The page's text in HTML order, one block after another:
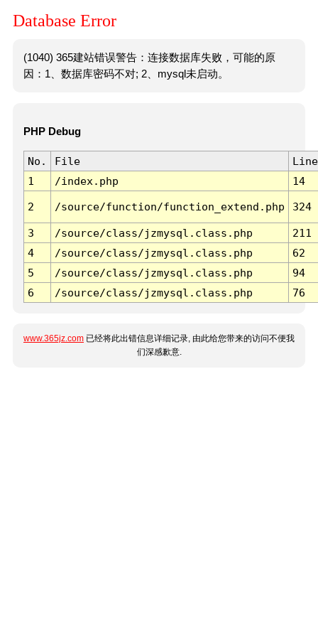
Database Error
(1040) 365建站错误警告：连接数据库失败，可能的原
因：1、数据库密码不对; 2、mysql未启动。
PHP Debug
No. File
Line
1
/index.php 14
2 /source/function/function_extend.php 324
3 /source/class/jzmysql.class.php
211
4
/source/class/jzmysql.class.php
62
5
/source/class/jzmysql.class.php
94
6
/source/class/jzmysql.class.php 76
www.365jz.com 已经将此出错信息详细记录, 由此给您带来的访问不便我
们深感歉意.